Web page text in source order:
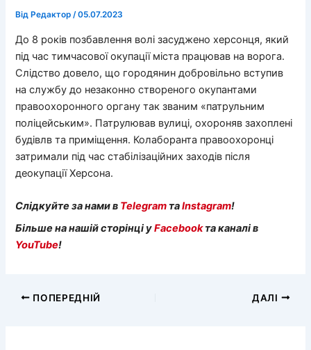
Від Редактор/05.07.2023
До 8 років позбавлення волі засуджено херсонця, який
під час тимчасової окупації міста працював на ворога.
Слідство довело, що городянин добровільно вступив
на службу до незаконно створеного окупантами
правоохоронного органу так званим «патрульним
поліцейським». Патрулював вулиці, охороняв захоплені
будівлв та приміщення. Колаборанта правоохоронці
затримали під час стабілізаційних заходів після
деокупації Херсона.
Слідкуйте за нами в Telegram таInstagram!
Більше на нашій сторінці уFacebookта каналі в
YouTube!
ПОПЕРЕДНІЙ ДАЛІ